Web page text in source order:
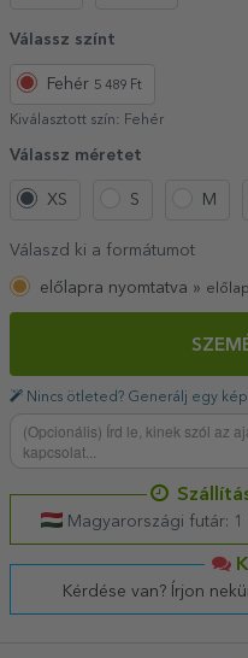
Válassz színt
Fehér 5 489 Ft
Kiválasztott szín: Fehér
Válassz méretet
XS S M
Válaszd ki a formátumot
előlapra nyomtatva »
Nincs ötleted? Generálj egy
Magyarországi futár: 1
Kérdése van? Írjon